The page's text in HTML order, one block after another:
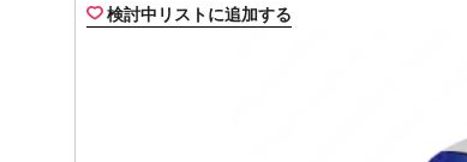
検討中リストに追加する